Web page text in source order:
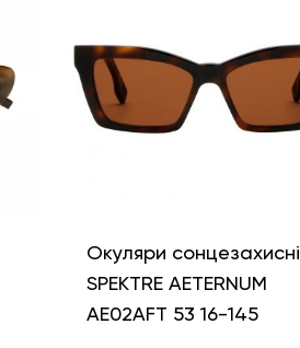
Окуляри сонцезахисні
SPEKTRE AETERNUM
AE02AFT 53 16-145